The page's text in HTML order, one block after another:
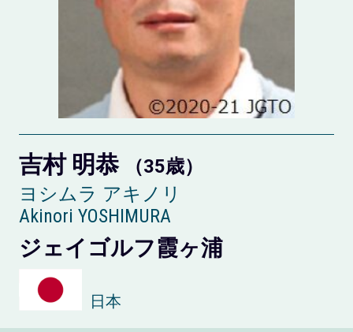
吉村 明恭
（35歳）
ヨシムラ アキノリ
Akinori YOSHIMURA
ジェイゴルフ霞ヶ浦
日本